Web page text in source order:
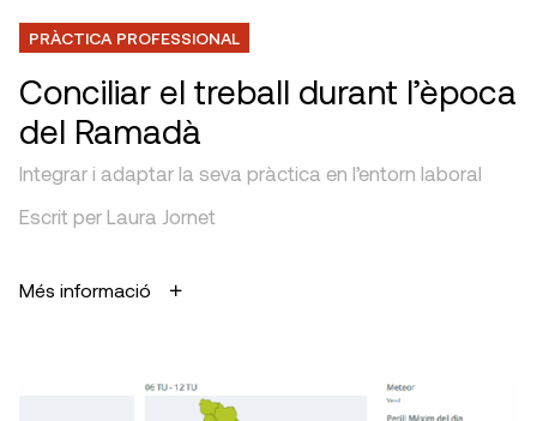
PRÀCTICA PROFESSIONAL
Conciliar el treball durant l’època
del Ramadà
Integrar i adaptar la seva pràctica en l’entorn laboral
Escrit per Laura Jornet
Més informació